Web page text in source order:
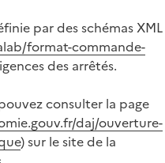
par des schémas XML
format-commande-
des arrêtés.
consulter la page
daj/ouverture-
) sur le site de la